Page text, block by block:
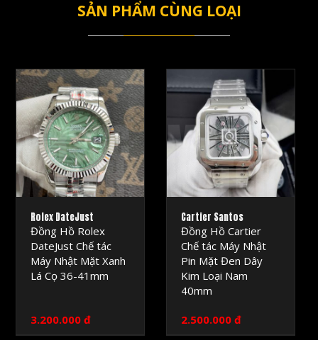
SẢN PHẨM CÙNG LOẠI
MRSOC
WATCH
Rolex DateJust
Đồng Hồ Rolex
DateJust Chế tác
Máy Nhật Mặt Xanh
Lá Cọ 36-41mm
3.200.000 đ
MRSOC
WATCH
Cartier Santos
Đồng Hồ Cartier
Chế tác Máy Nhật
Pin Mặt Đen Dây
Kim Loại Nam
40mm
2.500.000 đ